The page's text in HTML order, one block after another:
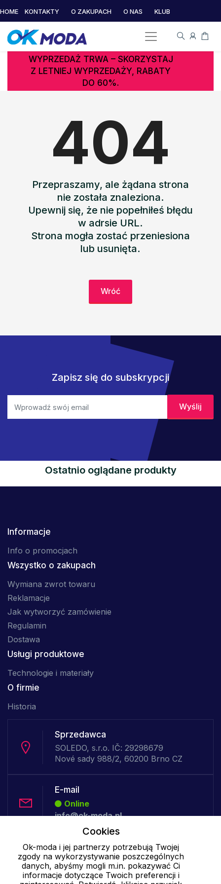
HOME KONTAKTY O ZAKUPACH O NAS KLUB
WYPRZEDAŻ TRWA – SKORZYSTAJ
Z LETNIEJ WYPRZEDAŻY, RABATY
DO 60%.
404
Przepraszamy, ale żądana strona
nie została znaleziona.
Upewnij się, że nie popełniłeś błędu
w adrsie URL.
Strona mogła zostać przeniesiona
lub usunięta.
Wróć
Zapisz się do subskrypcji
Ostatnio oglądane produkty
Informacje
Info o promocjach
Wszystko o zakupach
Wymiana zwrot towaru
Reklamacje
Jak wytworzyć zamówienie
Regulamin
Dostawa
Usługi produktowe
Technologie i materiały
O firmie
Historia
Sprzedawca
SOLEDO, s.r.o. IČ: 29298679
Nové sady 988/2, 60200 Brno CZ
E-mail
Online
info@ok-moda.pl
Telefon:
Offline
Cookies
Ok-moda i jej partnerzy potrzebują Twojej
zgody na wykorzystywanie poszczególnych
danych, abyśmy mogli m.in. pokazywać Ci
informacje dotyczące Twoich preferencji i